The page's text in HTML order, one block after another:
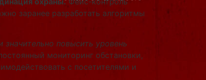
заранее разработать алгоритмы
повысить уровень
мониторинг обстановки,
с посетителями и